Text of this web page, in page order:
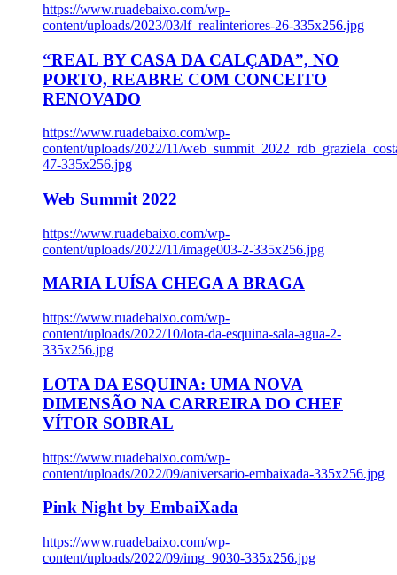
https://www.ruadebaixo.com/wp-
content/uploads/2023/03/lf_realinteriores-26-335x256.jpg
“REAL BY CASA DA CALÇADA”, NO
PORTO, REABRE COM CONCEITO
RENOVADO
https://www.ruadebaixo.com/wp-
content/uploads/2022/11/
47-335x256.jpg
Web Summit 2022
https://www.ruadebaixo.com/wp-
content/uploads/2022/11/image003-2-335x256.jpg
MARIA LUÍSA CHEGA A BRAGA
https://www.ruadebaixo.com/wp-
content/uploads/2022/10/lota-da-esquina-sala-agua-2-
335x256.jpg
LOTA DA ESQUINA: UMA NOVA
DIMENSÃO NA CARREIRA DO CHEF
VÍTOR SOBRAL
https://www.ruadebaixo.com/wp-
content/uploads/2022/09/aniversario-embaixada-335x256.jpg
Pink Night by EmbaiXada
https://www.ruadebaixo.com/wp-
content/uploads/2022/09/img_9030-335x256.jpg